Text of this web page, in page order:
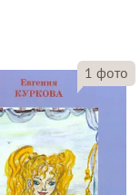
1 фото